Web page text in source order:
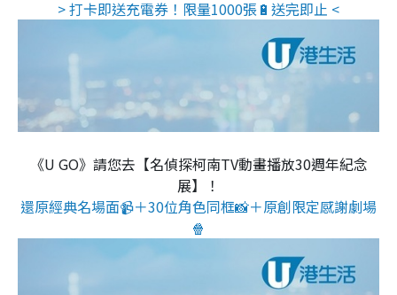
> 打卡即送充電券！限量1000張🔋送完即止 <
《U GO》請您去【名偵探柯南TV動畫播放30週年紀念
展】！
還原經典名場面📹＋30位角色同框📸＋原創限定感謝劇場
🍿